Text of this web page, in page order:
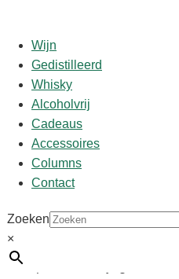
Wijn
Gedistilleerd
Whisky
Alcoholvrij
Cadeaus
Accessoires
Columns
Contact
Zoeken
×
Start/shop
Graham’s 40Y
€159,95
Tawny is meesterlijk geblend